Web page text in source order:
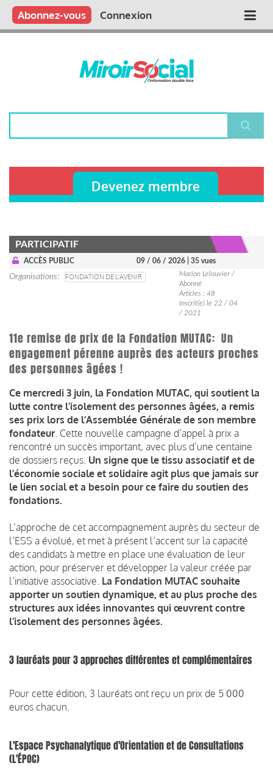
Aller
contenu
Main
Qui sommes nous ?
Vous publiez
Nous publions
Contactez-nous
Abonnez-vous Connexion
Devenez membre
PARTICIPATIF
ACCÈS PUBLIC 09 / 06 / 2026 | 35 vues
Organisations FONDATION DE L'AVENIR
Marion Lelouvier /
Abonné
Articles : 48
Inscrit(e) le 22 / 04
/ 2021
11e remise de prix de la Fondation MUTAC: ­ Un
engagement pérenne auprès des acteurs proches
des personnes âgées !
Ce mercredi 3 juin, la Fondation MUTAC, qui soutient la
lutte contre l’isolement des personnes âgées, a remis
ses prix lors de l’Assemblée Générale de son membre
fondateur . Cette nouvelle campagne d’appel à prix a
rencontré un succès important, avec plus d’une centaine
de dossiers reçus. Un signe que le tissu associatif et de
l’économie sociale et solidaire agit plus que jamais sur
le lien social et a besoin pour ce faire du soutien des
fondations.
L’approche de cet accompagnement auprès du secteur de
l’ESS a évolué, et met à présent l’accent sur la capacité
des candidats à mettre en place une évaluation de leur
action, pour préserver et développer la valeur créée par
l’initiative associative. La Fondation MUTAC souhaite
apporter un soutien dynamique, et au plus proche des
structures aux idées innovantes qui œuvrent contre
l’isolement des personnes âgées.
3 lauréats pour 3 approches différentes et complémentaires
Pour cette édition, 3 lauréats ont reçu un prix de 5 000
euros chacun.
L'Espace Psychanalytique d'Orientation et de Consultations
(L'ÉPOC)